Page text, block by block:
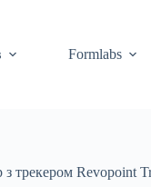
Formlabs
трекером Revopoint